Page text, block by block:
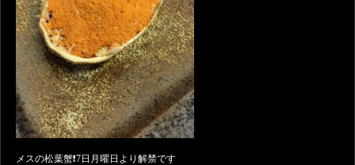
メスの松葉蟹❗️7日月曜日より解禁です